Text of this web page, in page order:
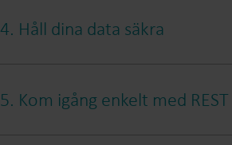
4. Håll dina data säkra
5. Kom igång enkelt med REST